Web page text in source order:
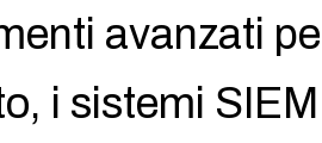
avanzati
i sistemi